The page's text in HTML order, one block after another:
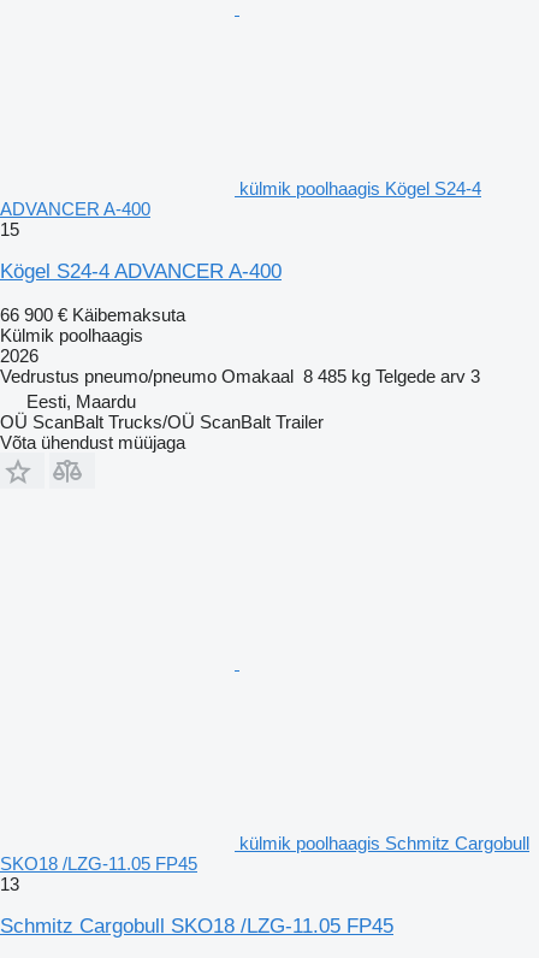
külmik poolhaagis Kögel S24-4
ADVANCER A-400
15
Kögel S24-4 ADVANCER A-400
66 900 € Käibemaksuta
Külmik poolhaagis
2026
Vedrustus pneumo/pneumo Omakaal 8 485 kg Telgede arv 3
Eesti, Maardu
OÜ ScanBalt Trucks/OÜ ScanBalt Trailer
Võta ühendust müüjaga
külmik poolhaagis Schmitz Cargobull
SKO18 /LZG-11.05 FP45
13
Schmitz Cargobull SKO18 /LZG-11.05 FP45